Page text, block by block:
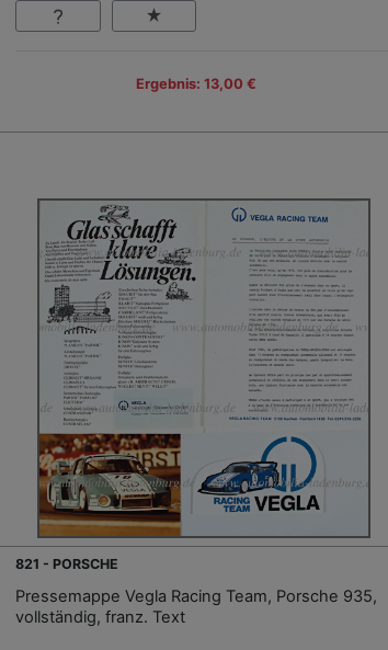
Ergebnis: 13,00 €
821 - PORSCHE
Pressemappe Vegla Racing Team, Porsche 935,
vollständig, franz. Text